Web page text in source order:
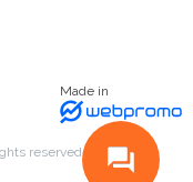
Made in
reserved